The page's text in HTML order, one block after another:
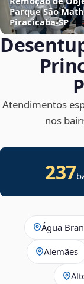
Parque São
Piracicaba‑SP
Atendimentos
nos
237
Água
Alemães